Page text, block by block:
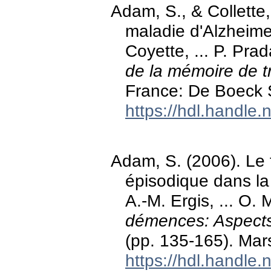
Adam, S., &
maladie
Coyette, ... P.
de la mémoire de
France: De Boeck
https://
Adam, S. (2006).
épisodique dans
A.-M. Ergis, ... O.
démences:
(pp. 135-165).
https://